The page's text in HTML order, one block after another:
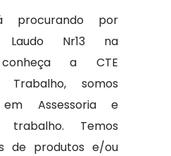
procurando por
Laudo Nr13 na
conheça a CTE
Trabalho, somos
em Assessoria e
trabalho. Temos
de produtos e/ou